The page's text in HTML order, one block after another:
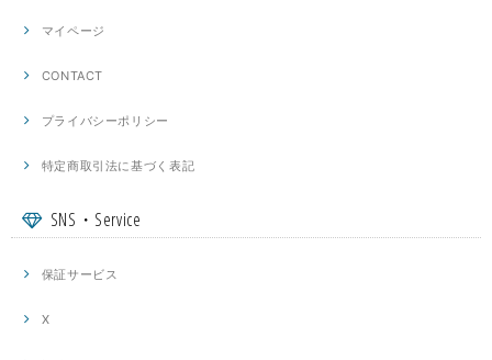
マイページ
CONTACT
プライバシーポリシー
特定商取引法に基づく表記
SNS・Service
保証サービス
X